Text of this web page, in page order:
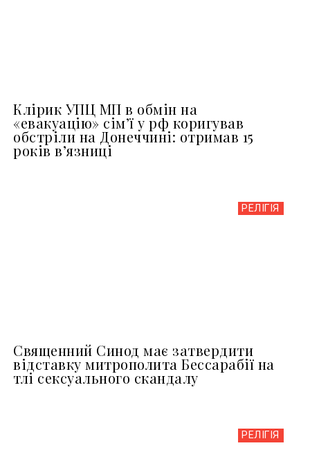
Клірик УПЦ МП в обмін на
«евакуацію» сімʼї у рф коригував
обстріли на Донеччині: отримав 15
років вʼязниці
РЕЛІГІЯ
Священний Синод має затвердити
відставку митрополита Бессарабії на
тлі сексуального скандалу
РЕЛІГІЯ